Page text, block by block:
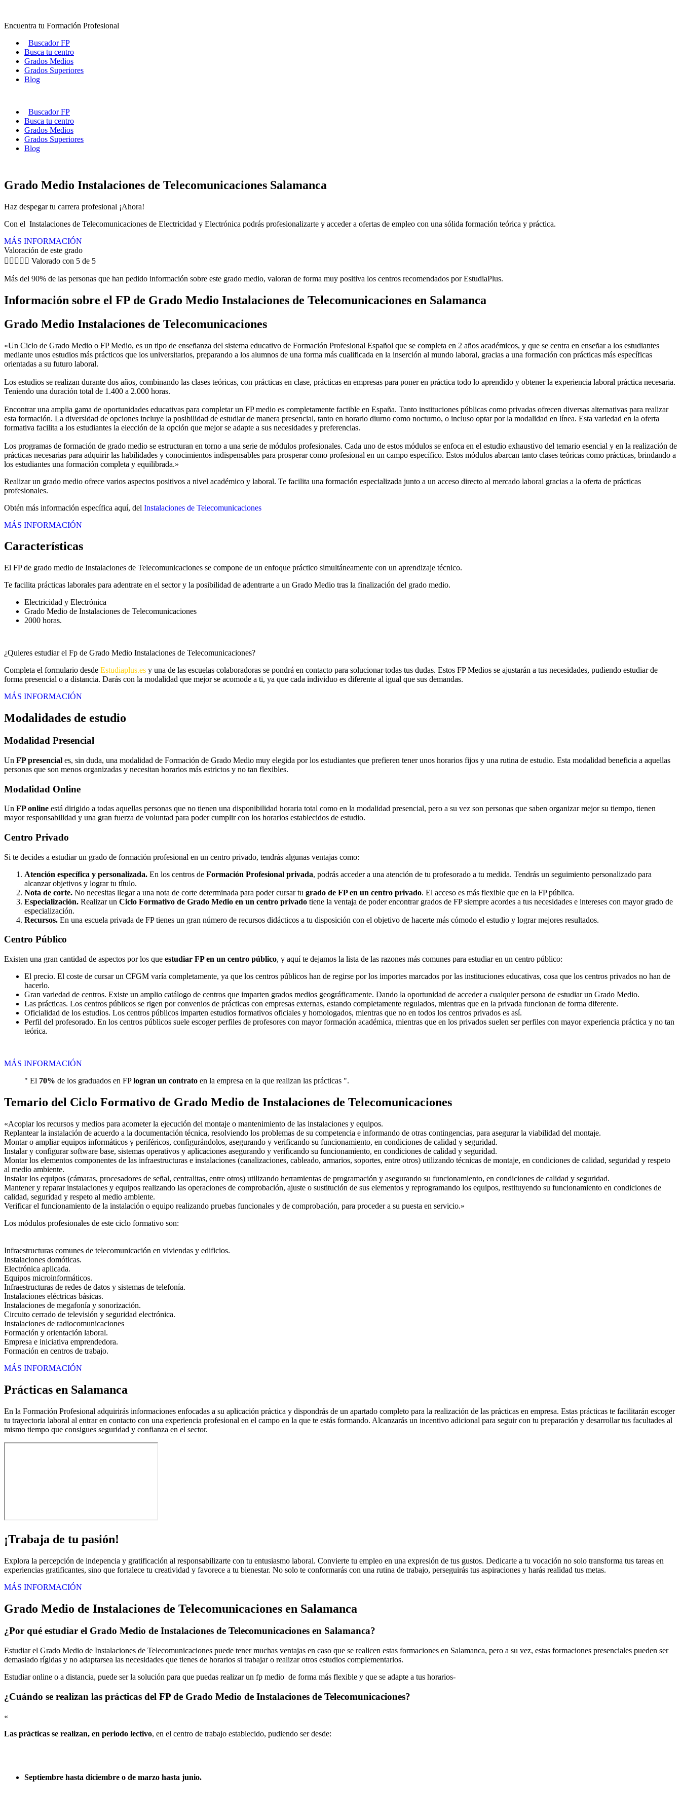
contenido
Encuentra tu Formación Profesional
Buscador FP
Busca tu centro
Grados Medios
Grados Superiores
Blog
Buscador FP
Busca tu centro
Grados Medios
Grados Superiores
Blog
Grado Medio Instalaciones de Telecomunicaciones Salamanca
Haz despegar tu carrera profesional ¡Ahora!
Con el Instalaciones de Telecomunicaciones de Electricidad y Electrónica podrás profesionalizarte y acceder a ofertas de empleo con una sólida formación teórica y práctica.
MÁS INFORMACIÓN
Valoración de este grado
     Valorado con 5 de 5
Más del 90% de las personas que han pedido información sobre este grado medio, valoran de forma muy positiva los centros recomendados por EstudiaPlus.
Información sobre el FP de Grado Medio Instalaciones de Telecomunicaciones en Salamanca
Grado Medio Instalaciones de Telecomunicaciones
«Un Ciclo de Grado Medio o FP Medio, es un tipo de enseñanza del sistema educativo de Formación Profesional Español que se completa en 2 años académicos, y que se centra en enseñar a los estudiantes
mediante unos estudios más prácticos que los universitarios, preparando a los alumnos de una forma más cualificada en la inserción al mundo laboral, gracias a una formación con prácticas más específicas
orientadas a su futuro laboral.
Los estudios se realizan durante dos años, combinando las clases teóricas, con prácticas en clase, prácticas en empresas para poner en práctica todo lo aprendido y obtener la experiencia laboral práctica necesaria.
Teniendo una duración total de 1.400 a 2.000 horas.
Encontrar una amplia gama de oportunidades educativas para completar un FP medio es completamente factible en España. Tanto instituciones públicas como privadas ofrecen diversas alternativas para realizar
esta formación. La diversidad de opciones incluye la posibilidad de estudiar de manera presencial, tanto en horario diurno como nocturno, o incluso optar por la modalidad en línea. Esta variedad en la oferta
formativa facilita a los estudiantes la elección de la opción que mejor se adapte a sus necesidades y preferencias.
Los programas de formación de grado medio se estructuran en torno a una serie de módulos profesionales. Cada uno de estos módulos se enfoca en el estudio exhaustivo del temario esencial y en la realización de
prácticas necesarias para adquirir las habilidades y conocimientos indispensables para prosperar como profesional en un campo específico. Estos módulos abarcan tanto clases teóricas como prácticas, brindando a
los estudiantes una formación completa y equilibrada.»
Realizar un grado medio ofrece varios aspectos positivos a nivel académico y laboral. Te facilita una formación especializada junto a un acceso directo al mercado laboral gracias a la oferta de prácticas
profesionales.
Obtén más información específica aquí, del Instalaciones de Telecomunicaciones
MÁS INFORMACIÓN
Características
El FP de grado medio de Instalaciones de Telecomunicaciones se compone de un enfoque práctico simultáneamente con un aprendizaje técnico.
Te facilita prácticas laborales para adentrate en el sector y la posibilidad de adentrarte a un Grado Medio tras la finalización del grado medio.
Electricidad y Electrónica
Grado Medio de Instalaciones de Telecomunicaciones
2000 horas.
¿Quieres estudiar el Fp de Grado Medio Instalaciones de Telecomunicaciones?
Completa el formulario desde Estudiaplus.es y una de las escuelas colaboradoras se pondrá en contacto para solucionar todas tus dudas. Estos FP Medios se ajustarán a tus necesidades, pudiendo estudiar de
forma presencial o a distancia. Darás con la modalidad que mejor se acomode a ti, ya que cada individuo es diferente al igual que sus demandas.
MÁS INFORMACIÓN
Modalidades de estudio
Modalidad Presencial
Un FP presencial es, sin duda, una modalidad de Formación de Grado Medio muy elegida por los estudiantes que prefieren tener unos horarios fijos y una rutina de estudio. Esta modalidad beneficia a aquellas
personas que son menos organizadas y necesitan horarios más estrictos y no tan flexibles.
Modalidad Online
Un FP online está dirigido a todas aquellas personas que no tienen una disponibilidad horaria total como en la modalidad presencial, pero a su vez son personas que saben organizar mejor su tiempo, tienen
mayor responsabilidad y una gran fuerza de voluntad para poder cumplir con los horarios establecidos de estudio.
Centro Privado
Si te decides a estudiar un grado de formación profesional en un centro privado, tendrás algunas ventajas como:
Atención específica y personalizada. En los centros de Formación Profesional privada, podrás acceder a una atención de tu profesorado a tu medida. Tendrás un seguimiento personalizado para
alcanzar objetivos y lograr tu título.
Nota de corte. No necesitas llegar a una nota de corte determinada para poder cursar tu grado de FP en un centro privado. El acceso es más flexible que en la FP pública.
Especialización. Realizar un Ciclo Formativo de Grado Medio en un centro privado tiene la ventaja de poder encontrar grados de FP siempre acordes a tus necesidades e intereses con mayor grado de
especialización.
Recursos. En una escuela privada de FP tienes un gran número de recursos didácticos a tu disposición con el objetivo de hacerte más cómodo el estudio y lograr mejores resultados.
Centro Público
Existen una gran cantidad de aspectos por los que estudiar FP en un centro público, y aquí te dejamos la lista de las razones más comunes para estudiar en un centro público:
El precio. El coste de cursar un CFGM varía completamente, ya que los centros públicos han de regirse por los importes marcados por las instituciones educativas, cosa que los centros privados no han de
hacerlo.
Gran variedad de centros. Existe un amplio catálogo de centros que imparten grados medios geográficamente. Dando la oportunidad de acceder a cualquier persona de estudiar un Grado Medio.
Las prácticas. Los centros públicos se rigen por convenios de prácticas con empresas externas, estando completamente regulados, mientras que en la privada funcionan de forma diferente.
Oficialidad de los estudios. Los centros públicos imparten estudios formativos oficiales y homologados, mientras que no en todos los centros privados es así.
Perfil del profesorado. En los centros públicos suele escoger perfiles de profesores con mayor formación académica, mientras que en los privados suelen ser perfiles con mayor experiencia práctica y no tan
teórica.
MÁS INFORMACIÓN
" El 70% de los graduados en FPlogran un contrato en la empresa en la que realizan las prácticas ".
Temario del Ciclo Formativo de Grado Medio de Instalaciones de Telecomunicaciones
«Acopiar los recursos y medios para acometer la ejecución del montaje o mantenimiento de las instalaciones y equipos.
Replantear la instalación de acuerdo a la documentación técnica, resolviendo los problemas de su competencia e informando de otras contingencias, para asegurar la viabilidad del montaje.
Montar o ampliar equipos informáticos y periféricos, configurándolos, asegurando y verificando su funcionamiento, en condiciones de calidad y seguridad.
Instalar y configurar software base, sistemas operativos y aplicaciones asegurando y verificando su funcionamiento, en condiciones de calidad y seguridad.
Montar los elementos componentes de las infraestructuras e instalaciones (canalizaciones, cableado, armarios, soportes, entre otros) utilizando técnicas de montaje, en condiciones de calidad, seguridad y respeto
al medio ambiente.
Instalar los equipos (cámaras, procesadores de señal, centralitas, entre otros) utilizando herramientas de programación y asegurando su funcionamiento, en condiciones de calidad y seguridad.
Mantener y reparar instalaciones y equipos realizando las operaciones de comprobación, ajuste o sustitución de sus elementos y reprogramando los equipos, restituyendo su funcionamiento en condiciones de
calidad, seguridad y respeto al medio ambiente.
Verificar el funcionamiento de la instalación o equipo realizando pruebas funcionales y de comprobación, para proceder a su puesta en servicio.»
Los módulos profesionales de este ciclo formativo son:
Infraestructuras comunes de telecomunicación en viviendas y edificios.
Instalaciones domóticas.
Electrónica aplicada.
Equipos microinformáticos.
Infraestructuras de redes de datos y sistemas de telefonía.
Instalaciones eléctricas básicas.
Instalaciones de megafonía y sonorización.
Circuito cerrado de televisión y seguridad electrónica.
Instalaciones de radiocomunicaciones
Formación y orientación laboral.
Empresa e iniciativa emprendedora.
Formación en centros de trabajo.
MÁS INFORMACIÓN
Prácticas en Salamanca
En la Formación Profesional adquirirás informaciones enfocadas a su aplicación práctica y dispondrás de un apartado completo para la realización de las prácticas en empresa. Estas prácticas te facilitarán escoger
tu trayectoria laboral al entrar en contacto con una experiencia profesional en el campo en la que te estás formando. Alcanzarás un incentivo adicional para seguir con tu preparación y desarrollar tus facultades al
mismo tiempo que consigues seguridad y confianza en el sector.
¡Trabaja de tu pasión!
Explora la percepción de indepencia y gratificación al responsabilizarte con tu entusiasmo laboral. Convierte tu empleo en una expresión de tus gustos. Dedicarte a tu vocación no solo transforma tus tareas en
experiencias gratificantes, sino que fortalece tu creatividad y favorece a tu bienestar. No solo te conformarás con una rutina de trabajo, perseguirás tus aspiraciones y harás realidad tus metas.
MÁS INFORMACIÓN
Grado Medio de Instalaciones de Telecomunicaciones en Salamanca
¿Por qué estudiar el Grado Medio de Instalaciones de Telecomunicaciones en Salamanca?
Estudiar el Grado Medio de Instalaciones de Telecomunicaciones puede tener muchas ventajas en caso que se realicen estas formaciones en Salamanca, pero a su vez, estas formaciones presenciales pueden ser
demasiado rígidas y no adaptarsea las necesidades que tienes de horarios si trabajar o realizar otros estudios complementarios.
Estudiar online o a distancia, puede ser la solución para que puedas realizar un fp medio de forma más flexible y que se adapte a tus horarios-
¿Cuándo se realizan las prácticas del FP de Grado Medio de Instalaciones de Telecomunicaciones?
«
Las prácticas se realizan, en periodo lectivo, en el centro de trabajo establecido, pudiendo ser desde:
Septiembre hasta diciembre o de marzo hasta junio.